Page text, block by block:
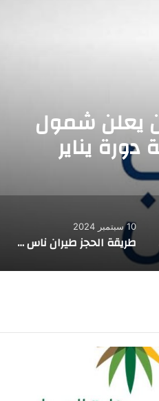
يعلن شمول
10 سبتمبر 2024
طريقة الحجز طيران ناس وتعديل الحجز اون لاين